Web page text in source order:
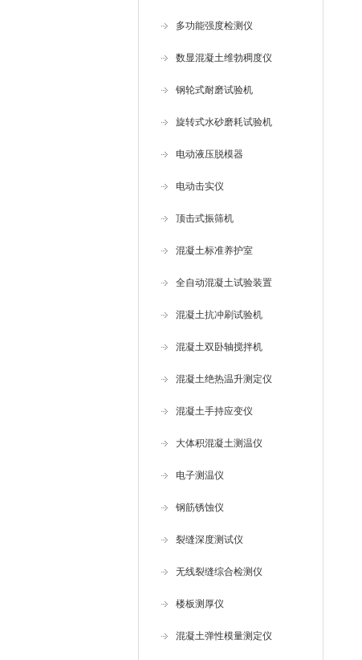
多功能强度检测仪
数显混凝土维勃稠度仪
钢轮式耐磨试验机
旋转式水砂磨耗试验机
电动液压脱模器
电动击实仪
顶击式振筛机
混凝土标准养护室
全自动混凝土试验装置
混凝土抗冲刷试验机
混凝土双卧轴搅拌机
混凝土绝热温升测定仪
混凝土手持应变仪
大体积混凝土测温仪
电子测温仪
钢筋锈蚀仪
裂缝深度测试仪
无线裂缝综合检测仪
楼板测厚仪
混凝土弹性模量测定仪